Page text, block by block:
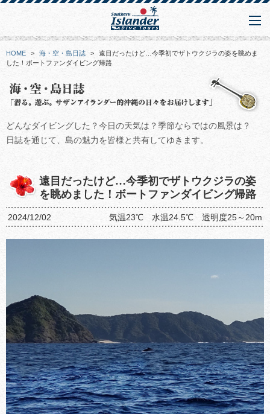
HOME > 海・空・島日誌 >
遠目だったけど…今季初でザトウクジラの姿を眺めま
した！ボートファンダイビング帰路
どんなダイビングした？今日の天気は？季節ならではの風景は？
日誌を通じて、島の魅力を皆様と共有してゆきます。
遠目だったけど…今季初でザトウクジラの姿
を眺めました！ボートファンダイビング帰路
2024/12/02 気温23℃ 水温24.5℃ 透明度25～20m